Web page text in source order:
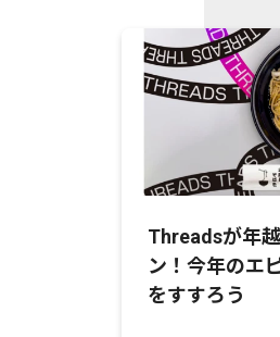
Threadsが年
ン！今年のエ
をすすろう